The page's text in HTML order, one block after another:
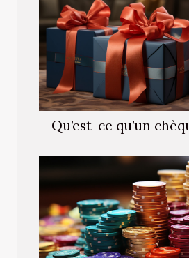
Qu’est-ce qu’un